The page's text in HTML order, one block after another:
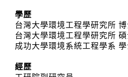
學歷
台灣大學環境工程學研究所 博
台灣大學環境工程學研究所
成功大學環境系統工程學系
經歷